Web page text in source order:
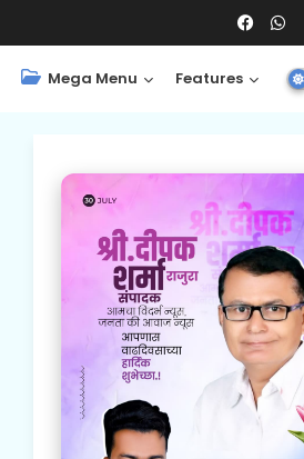
Mega Menu Features